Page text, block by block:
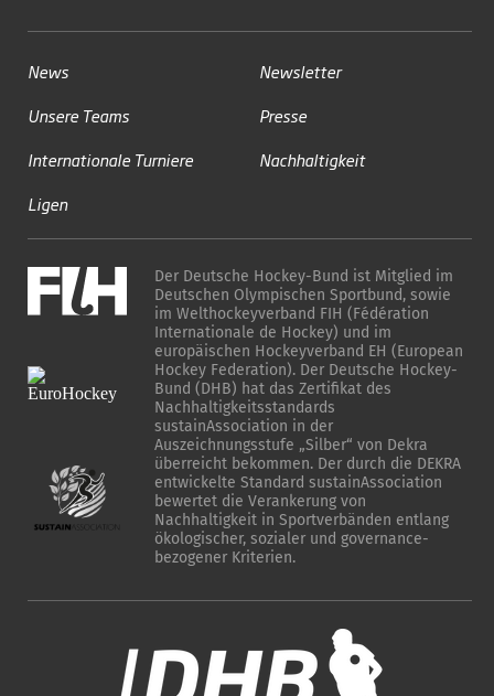
News
Unsere Teams
Internationale Turniere
Ligen
Newsletter
Presse
Nachhaltigkeit
Der Deutsche Hockey-Bund ist Mitglied im
Deutschen Olympischen Sportbund, sowie
im Welthockeyverband FIH (Fédération
Internationale de Hockey) und im
europäischen Hockeyverband EH (European
Hockey Federation). Der Deutsche Hockey-
Bund (DHB) hat das Zertifikat des
Nachhaltigkeitsstandards
sustainAssociation in der
Auszeichnungsstufe „Silber“ von Dekra
überreicht bekommen. Der durch die DEKRA
entwickelte Standard sustainAssociation
bewertet die Verankerung von
Nachhaltigkeit in Sportverbänden entlang
ökologischer, sozialer und governance-
bezogener Kriterien.